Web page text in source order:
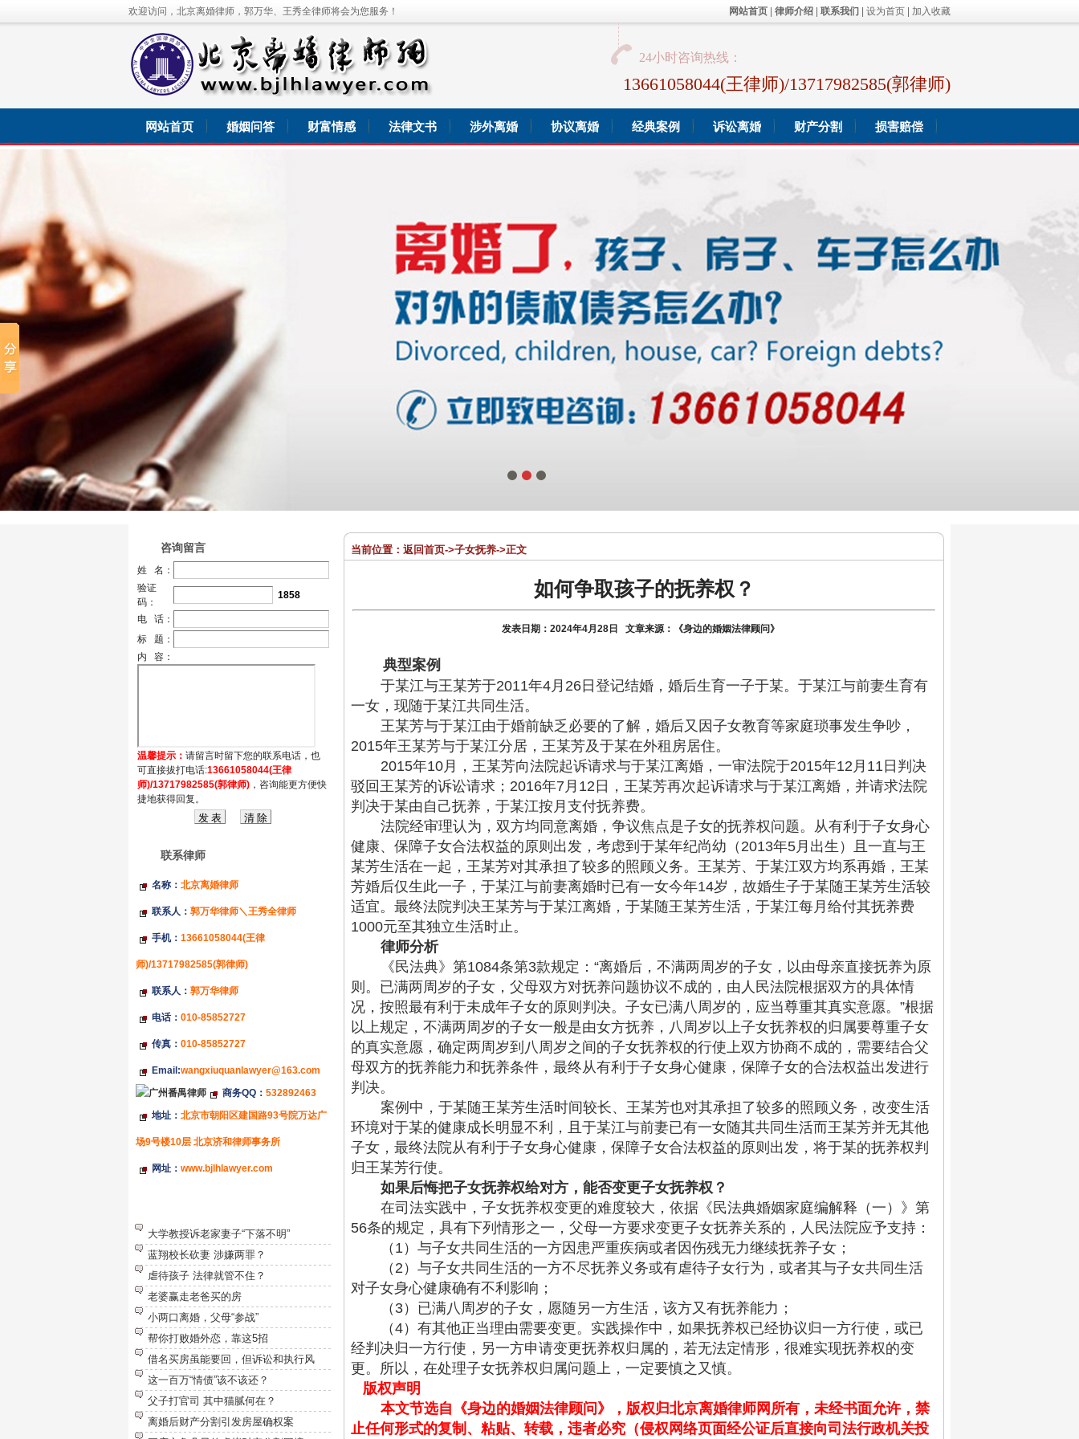
欢迎访问，北京离婚律师，郭万华、王秀全律师将会为您服务！ 网站首页 律师介绍 联系我们 设为首页 加入收藏
24小时咨询热线：
13661058044(王律师)/13717982585(郭律师)
网站首页 婚姻问答 财富情感 法律文书 涉外离婚 协议离婚 经典案例 诉讼离婚 财产分割 损害赔偿
3
咨询留言
姓 名：
验证
码：
1858
电 话：
标 题：
内 容：
温馨提示： 请留言时留下您的联系电话，也
可直接拔打电话:13661058044(王律
师)/13717982585(郭律师)，咨询能更方便快
捷地获得回复。
联系律师
名称： 北京离婚律师
联系人： 郭万华律师＼王秀全律师
手机： 13661058044(王律
师)/13717982585(郭律师)
联系人： 郭万华律师
电话： 010-85852727
传真： 010-85852727
Email:wangxiuquanlawyer@163.com
商务QQ： 532892463
地址： 北京市朝阳区建国路93号院万达广
场9号楼10层 北京济和律师事务所
网址： www.bjlhlawyer.com
大学教授诉老家妻子“下落不明”
蓝翔校长砍妻 涉嫌两罪？
虐待孩子 法律就管不住？
老婆赢走老爸买的房
小两口离婚，父母“参战”
帮你打败婚外恋，靠这5招
借名买房虽能要回，但诉讼和执行风
这一百万“情债”该不该还？
父子打官司 其中猫腻何在？
离婚后财产分割引发房屋确权案
当前位置： 返回首页->子女抚养->正文
如何争取孩子的抚养权？
发表日期：2024年4月28日 文章来源：《身边的婚姻法律顾问》
典型案例
于某江与王某芳于2011年4月26日登记结婚，婚后生育一子于某。于某江与前妻生育有
一女，现随于某江共同生活。
王某芳与于某江由于婚前缺乏必要的了解，婚后又因子女教育等家庭琐事发生争吵，
2015年王某芳与于某江分居，王某芳及于某在外租房居住。
2015年10月，王某芳向法院起诉请求与于某江离婚，一审法院于2015年12月11日判决
驳回王某芳的诉讼请求；2016年7月12日，王某芳再次起诉请求与于某江离婚，并请求法院
判决于某由自己抚养，于某江按月支付抚养费。
法院经审理认为，双方均同意离婚，争议焦点是子女的抚养权问题。从有利于子女身心
健康、保障子女合法权益的原则出发，考虑到于某年纪尚幼（ 2013年5月出生）且一直与王
某芳生活在一起，王某芳对其承担了较多的照顾义务。王某芳、于某江双方均系再婚，王某
芳婚后仅生此一子，于某江与前妻离婚时已有一女今年14岁，故婚生子于某随王某芳生活较
适宜。最终法院判决王某芳与于某江离婚，于某随王某芳生活，于某江每月给付其抚养费
1000元至其独立生活时止。
律师分析
《民法典》第1084条第3款规定：“离婚后，不满两周岁的子女，以由母亲直接抚养为原
则。已满两周岁的子女，父母双方对抚养问题协议不成的，由人民法院根据双方的具体情
况，按照最有利于未成年子女的原则判决。子女已满八周岁的，应当尊重其真实意愿。”根据
以上规定，不满两周岁的子女一般是由女方抚养，八周岁以上子女抚养权的归属要尊重子女
的真实意愿，确定两周岁到八周岁之间的子女抚养权的行使上双方协商不成的，需要结合父
母双方的抚养能力和抚养条件，最终从有利于子女身心健康，保障子女的合法权益出发进行
判决。
案例中，于某随王某芳生活时间较长、王某芳也对其承担了较多的照顾义务，改变生活
环境对于某的健康成长明显不利，且于某江与前妻已有一女随其共同生活而王某芳并无其他
子女，最终法院从有利于子女身心健康，保障子女合法权益的原则出发，将于某的抚养权判
归王某芳行使。
如果后悔把子女抚养权给对方，能否变更子女抚养权？
在司法实践中，子女抚养权变更的难度较大，依据《民法典婚姻家庭编解释（一）》第
56条的规定，具有下列情形之一，父母一方要求变更子女抚养关系的，人民法院应予支持：
（1）与子女共同生活的一方因患严重疾病或者因伤残无力继续抚养子女；
（2）与子女共同生活的一方不尽抚养义务或有虐待子女行为，或者其与子女共同生活
对子女身心健康确有不利影响；
（3）已满八周岁的子女，愿随另一方生活，该方又有抚养能力；
（4）有其他正当理由需要变更。实践操作中，如果抚养权已经协议归一方行使，或已
经判决归一方行使，另一方申请变更抚养权归属的，若无法定情形，很难实现抚养权的变
更。所以，在处理子女抚养权归属问题上，一定要慎之又慎。
版权声明
本文节选自《身边的婚姻法律顾问》，版权归北京离婚律师网所有，未经书面允许，禁
止任何形式的复制、粘贴、转载，违者必究（侵权网络页面经公证后直接向司法行政机关投